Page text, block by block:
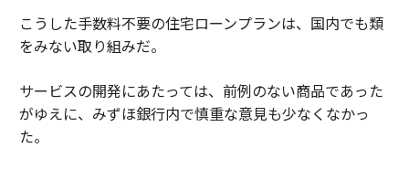
こうした手数料不要の住宅ローンプランは、国内でも類
をみない取り組みだ。
サービスの開発にあたっては、前例のない商品であった
がゆえに、みずほ銀行内で慎重な意見も少なくなかっ
た。